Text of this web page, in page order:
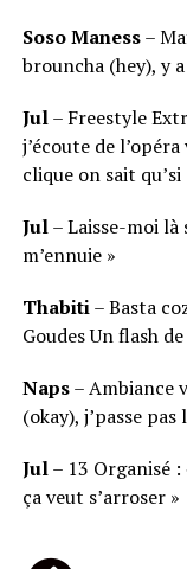
Soso Maness–
brouncha (hey), y
Jul– Freestyle
j’écoute de
clique on sait
Jul– Laisse-moi là
m’ennuie »
Thabiti– Basta
Goudes Un flash
Naps– Ambiance
(okay), j’passe
Jul– 13 Organisé :
ça veut s’arroser »